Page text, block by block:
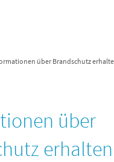
über Brandschutz
über
erhalten